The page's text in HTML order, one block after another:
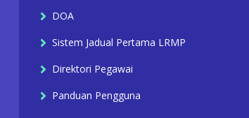
DOA
Sistem Jadual Pertama LRMP
Direktori Pegawai
Panduan Pengguna